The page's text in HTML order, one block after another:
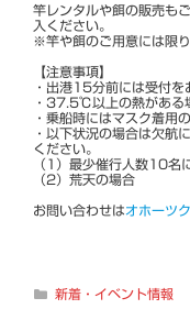
竿レンタルや餌の販売も
入ください。
※竿や餌のご用意には限
【注意事項】
・出港15分前には受付を
・37.5℃以上の熱がある
・乗船時にはマスク着用
・以下状況の場合は欠航
ください。
（1）最少催行人数10名
（2）荒天の場合
お問い合わせはオホーツ
カ
新着・イベント情報